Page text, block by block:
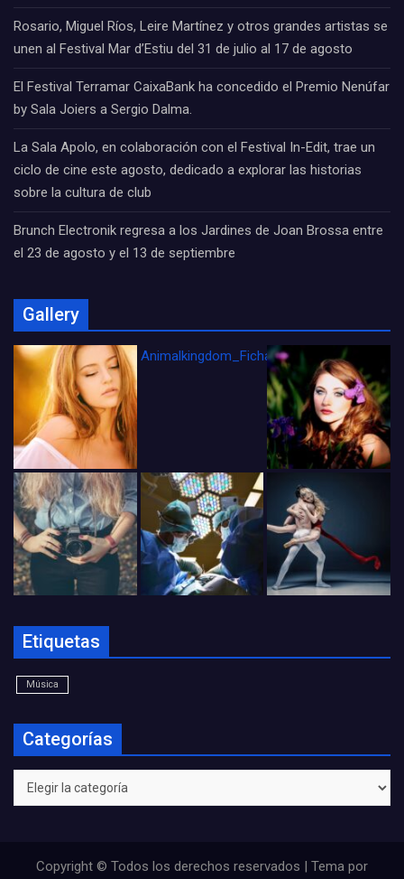
Rosario, Miguel Ríos, Leire Martínez y otros grandes artistas se
unen al Festival Mar d’Estiu del 31 de julio al 17 de agosto
El Festival Terramar CaixaBank ha concedido el Premio Nenúfar
by Sala Joiers a Sergio Dalma.
La Sala Apolo, en colaboración con el Festival In-Edit, trae un
ciclo de cine este agosto, dedicado a explorar las historias
sobre la cultura de club
Brunch Electronik regresa a los Jardines de Joan Brossa entre
el 23 de agosto y el 13 de septiembre
Gallery
Animalkingdom_FichaCine
Etiquetas
Música
Categorías
Categorías
Copyright © Todos los derechos reservados | Tema por